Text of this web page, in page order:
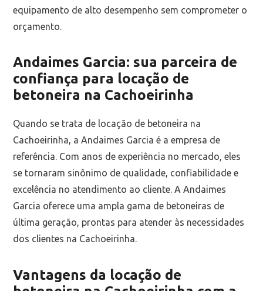
equipamento de alto desempenho sem comprometer o
orçamento.
Andaimes Garcia: sua parceira de
confiança para locação de
betoneira na Cachoeirinha
Quando se trata de locação de betoneira na
Cachoeirinha, a Andaimes Garcia é a empresa de
referência. Com anos de experiência no mercado, eles
se tornaram sinônimo de qualidade, confiabilidade e
excelência no atendimento ao cliente. A Andaimes
Garcia oferece uma ampla gama de betoneiras de
última geração, prontas para atender às necessidades
dos clientes na Cachoeirinha.
Vantagens da locação de